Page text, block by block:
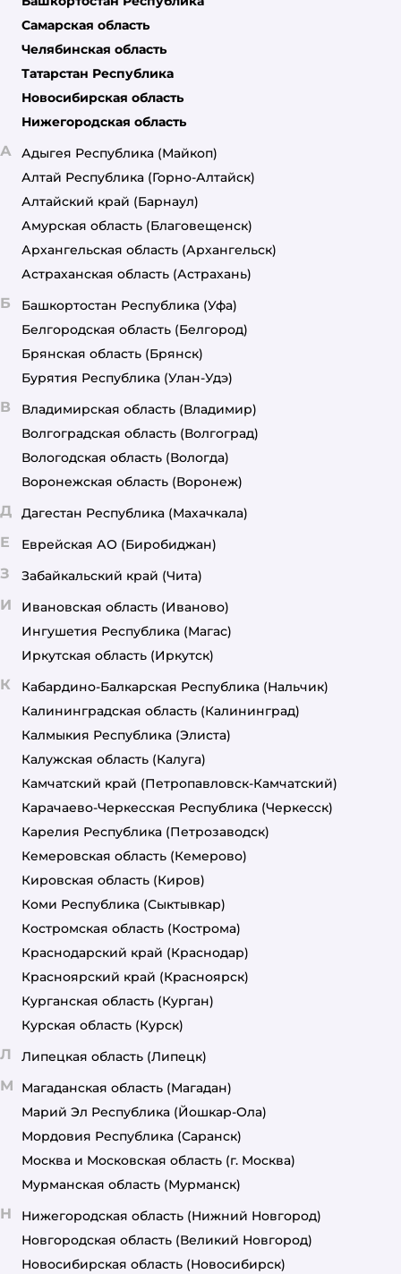
Самарская область
Челябинская область
Татарстан Республика
Новосибирская область
Нижегородская область
А Адыгея Республика (Майкоп)
Алтай Республика (Горно-Алтайск)
Алтайский край (Барнаул)
Амурская область (Благовещенск)
Архангельская область (Архангельск)
Астраханская область (Астрахань)
Б Башкортостан Республика (Уфа)
Белгородская область (Белгород)
Брянская область (Брянск)
Бурятия Республика (Улан-Удэ)
В Владимирская область (Владимир)
Волгоградская область (Волгоград)
Вологодская область (Вологда)
Воронежская область (Воронеж)
Д Дагестан Республика (Махачкала)
Е Еврейская АО (Биробиджан)
З Забайкальский край (Чита)
И Ивановская область (Иваново)
Ингушетия Республика (Магас)
Иркутская область (Иркутск)
К Кабардино-Балкарская Республика (Нальчик)
Калининградская область (Калининград)
Калмыкия Республика (Элиста)
Калужская область (Калуга)
Камчатский край (Петропавловск-Камчатский)
Карачаево-Черкесская Республика (Черкесск)
Карелия Республика (Петрозаводск)
Кемеровская область (Кемерово)
Кировская область (Киров)
Коми Республика (Сыктывкар)
Костромская область (Кострома)
Краснодарский край (Краснодар)
Красноярский край (Красноярск)
Курганская область (Курган)
Курская область (Курск)
Л Липецкая область (Липецк)
М Магаданская область (Магадан)
Марий Эл Республика (Йошкар-Ола)
Мордовия Республика (Саранск)
Москва и Московская область (г. Москва)
Мурманская область (Мурманск)
Н Нижегородская область (Нижний Новгород)
Новгородская область (Великий Новгород)
Новосибирская область (Новосибирск)